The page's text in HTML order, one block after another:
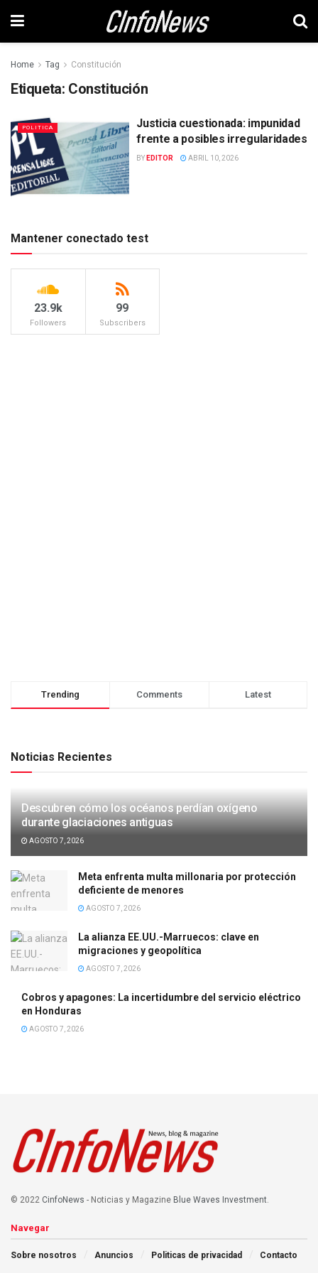
Home Tag Constitución
Etiqueta: Constitución
POLITICA
Justicia cuestionada: impunidad
frente a posibles irregularidades
BY EDITOR ABRIL 10, 2026
Mantener conectado test
23.9k
Followers
99
Subscribers
Trending Comments Latest
Noticias Recientes
Descubren cómo los océanos perdían oxígeno
durante glaciaciones antiguas
AGOSTO 7, 2026
Meta enfrenta multa millonaria por protección
deficiente de menores
AGOSTO 7, 2026
La alianza EE.UU.-Marruecos: clave en
migraciones y geopolítica
AGOSTO 7, 2026
Cobros y apagones: La incertidumbre del servicio eléctrico
en Honduras
AGOSTO 7, 2026
© 2022 CinfoNews - Noticias y Magazine Blue Waves Investment.
Navegar
Sobre nosotros Anuncios Politicas de privacidad Contacto